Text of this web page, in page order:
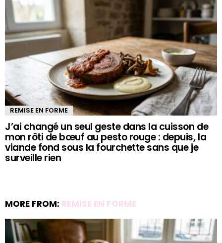
REMISE EN FORME
J’ai changé un seul geste dans la cuisson de
mon rôti de bœuf au pesto rouge : depuis, la
viande fond sous la fourchette sans que je
surveille rien
MORE FROM: REMISE EN FORME